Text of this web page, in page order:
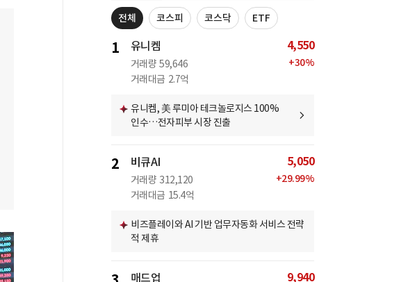
전체 코스피 코스닥 ETF
1 유니켐
거래량 59,646
거래대금 2.7억
4,550
+30%
유니켐, 美 루미아 테크놀로지스 100%
인수…전자피부 시장 진출
2 비큐AI
거래량 312,120
거래대금 15.4억
5,050
+29.99%
비즈플레이와 AI 기반 업무자동화 서비스 전략
적 제휴
매드업 9,940